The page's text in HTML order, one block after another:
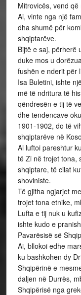
Mitrovicës, vend
Ai, vinte nga një
dha shumë për
shqiptarëve.
Bijtë e saj, përherë
duke mos u
fushën e nderit për
Isa Buletini, ishte
më të ndritura të
qëndresën e tij të
dhe tendencave
1901-1902, do të
shqiptarëve në
Ai luftoi pareshtur
të Zi në trojet tona,
shqiptare, të cilat
shoviniste.
Të gjitha ngjarjet
trojet tona etnike,
Lufta e tij nuk u
ishte kudo e
Pavarësisë së
Ai, bllokoi edhe
ku bashkohen dy
Shqipërinë e
daljen në Durrës,
Shqipërisë nga